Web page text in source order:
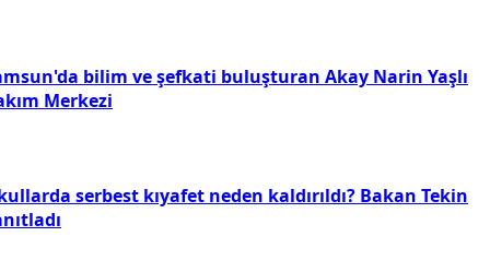
bilim ve şefkati buluşturan Akay Narin Yaşlı
Merkezi
serbest kıyafet neden kaldırıldı? Bakan Tekin